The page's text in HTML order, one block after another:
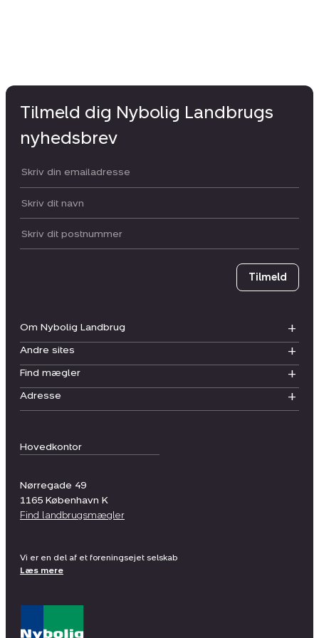
Hovedkontor
Nørregade 49
1165 København K
Find landbrugsmægler
Om Nybolig Landbrug
Andre sites
Find mægler
Adresse
Tilmeld dig Nybolig Landbrugs
nyhedsbrev
Din email:
Dit navn:
Postnummer
Tilmeld
Vi er en del af et foreningsejet selskab
Læs mere